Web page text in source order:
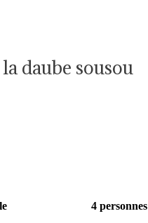
la daube sousou
: Facile 4 personnes